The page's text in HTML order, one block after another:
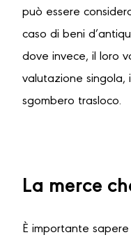
può essere
caso di beni
dove invece, il loro
valutazione
sgombero trasloco.
La merce
È importante